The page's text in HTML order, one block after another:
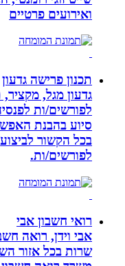
ואירועים פרטיים
תכנון פרישה גדעון
גדעון מגל, מקציר,
לפורשים/ות
סיוע בהבנת
בכל הקשור לביצוע,
לפורשים/ות.
רואי חשבון אבי
אבי וידן, רואה
שרות בכל אזור